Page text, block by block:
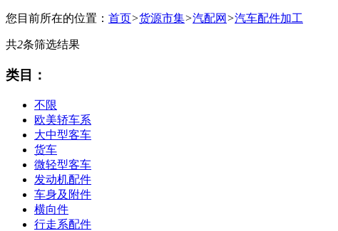
您目前所在的位置： 首页>货源市集>汽配网 >汽车配件加工
共2条筛选结果
类目：
不限
欧美轿车系
大中型客车
货车
微轻型客车
发动机配件
车身及附件
横向件
行走系配件